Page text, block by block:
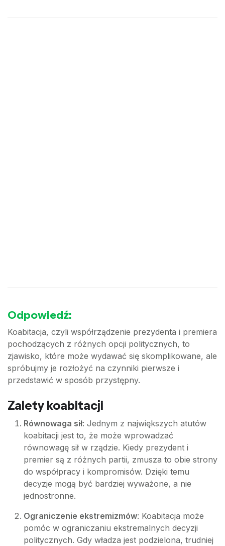
Odpowiedź:
Koabitacja, czyli współrządzenie prezydenta i premiera
pochodzących z różnych opcji politycznych, to
zjawisko, które może wydawać się skomplikowane, ale
spróbujmy je rozłożyć na czynniki pierwsze i
przedstawić w sposób przystępny.
Zalety koabitacji
Równowaga sił: Jednym z największych atutów
koabitacji jest to, że może wprowadzać
równowagę sił w rządzie. Kiedy prezydent i
premier są z różnych partii, zmusza to obie strony
do współpracy i kompromisów. Dzięki temu
decyzje mogą być bardziej wyważone, a nie
jednostronne.
Ograniczenie ekstremizmów: Koabitacja może
pomóc w ograniczaniu ekstremalnych decyzji
politycznych. Gdy władza jest podzielona, trudniej